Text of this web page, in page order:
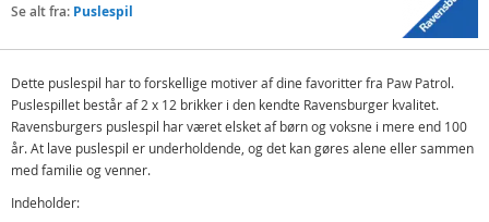
Se alt fra: Puslespil
Dette puslespil har to forskellige motiver af dine favoritter fra Paw Patrol.
Puslespillet består af 2 x 12 brikker i den kendte Ravensburger kvalitet.
Ravensburgers puslespil har været elsket af børn og voksne i mere end 100
år. At lave puslespil er underholdende, og det kan gøres alene eller sammen
med familie og venner.
Indeholder: